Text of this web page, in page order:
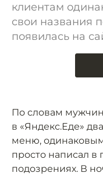
клиентам
свои названия
появилась на
По словам
в «Яндекс.Еде»
меню,
просто написал в
подозрениях. В